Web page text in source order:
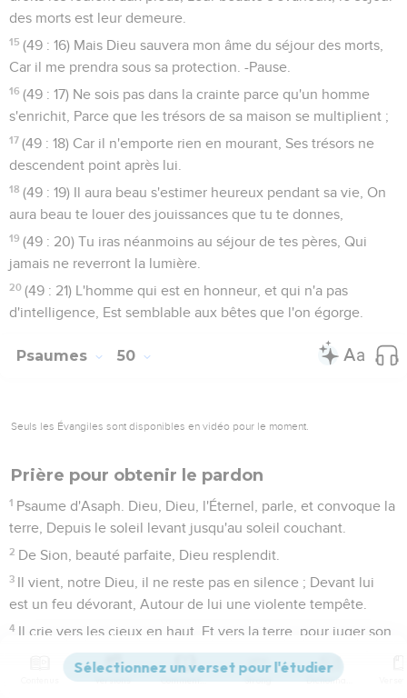
des morts est leur demeure.
15 (49 : 16) Mais Dieu sauvera mon âme du séjour des morts,
Car il me prendra sous sa protection. -Pause.
16 (49 : 17) Ne sois pas dans la crainte parce qu'un homme
s'enrichit, Parce que les trésors de sa maison se multiplient ;
17 (49 : 18) Car il n'emporte rien en mourant, Ses trésors ne
descendent point après lui.
18 (49 : 19) Il aura beau s'estimer heureux pendant sa vie, On
aura beau te louer des jouissances que tu te donnes,
19 (49 : 20) Tu iras néanmoins au séjour de tes pères, Qui
jamais ne reverront la lumière.
20 (49 : 21) L'homme qui est en honneur, et qui n'a pas
d'intelligence, Est semblable aux bêtes que l'on égorge.
Psaumes 50
Seuls les Évangiles sont disponibles en vidéo pour le moment.
Prière pour obtenir le pardon
1 Psaume d'Asaph. Dieu, Dieu, l'Éternel, parle, et convoque la
terre, Depuis le soleil levant jusqu'au soleil couchant.
2 De Sion, beauté parfaite, Dieu resplendit.
3 Il vient, notre Dieu, il ne reste pas en silence ; Devant lui
est un feu dévorant, Autour de lui une violente tempête.
4 Il crie vers les cieux en haut, Et vers la terre, pour juger son
Rassemblez-moi mes fidèles, Qui ont fait alliance avec moi
Versions Commentaires Strong